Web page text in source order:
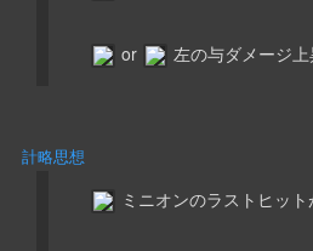
or 左の与ダメージ
計略思想
ミニオンのラストヒッ